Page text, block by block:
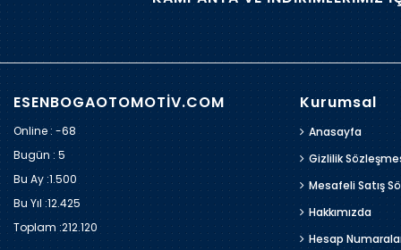
ESENBOGAOTOMOTİV.COM
Online : -68
Bugün :5
Bu Ay :1.500
Bu Yıl :12.425
Toplam :212.120
Kurumsal
Anasayfa
Gizlilik
Mesafeli Satış
Hakkımızda
Hesap